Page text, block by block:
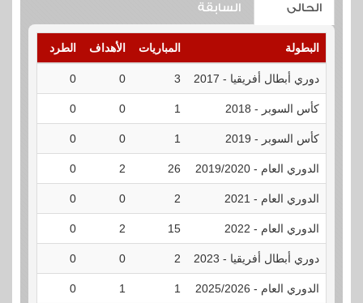
الحالى
السابقة
البطولة المباريات الأهداف الطرد
دوري أبطال أفريقيا - 2017 3
0
0
كأس السوبر - 2018 1
0
0
كأس السوبر - 2019 1
0
0
الدوري العام - 2019/2020 26
2
0
الدوري العام - 2021 2
0
0
الدوري العام - 2022 15
2
0
دوري أبطال أفريقيا - 2023 2
0
0
الدوري العام - 2025/2026 1
1
0